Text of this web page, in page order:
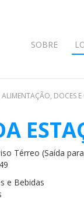
SOBRE
ALIMENTAÇÃO, DOCES
Térreo (Saída
e Bebidas